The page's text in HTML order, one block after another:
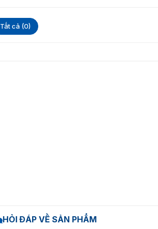
Tất cả (0)
HỎI ĐÁP VỀ SẢN PHẨM